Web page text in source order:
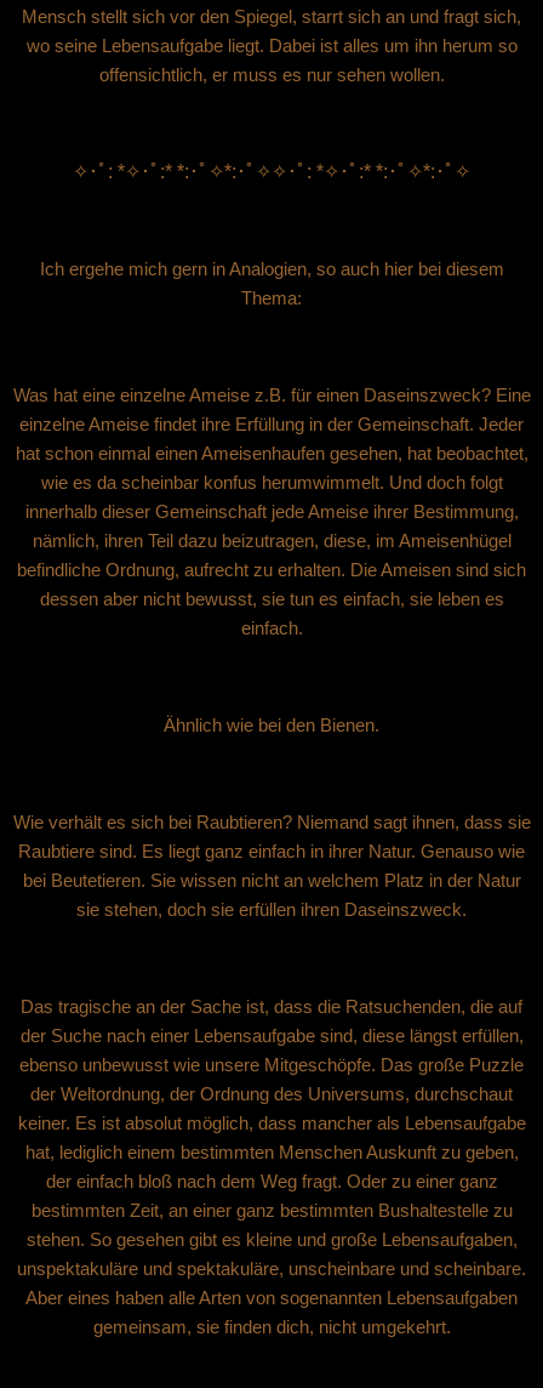
Mensch stellt sich vor den Spiegel, starrt sich an und fragt sich,
wo seine Lebensaufgabe liegt. Dabei ist alles um ihn herum so
offensichtlich, er muss es nur sehen wollen.
✧･ﾟ: *✧･ﾟ:* *:･ﾟ✧*:･ﾟ✧✧･ﾟ: *✧･ﾟ:* *:･ﾟ✧*:･ﾟ✧
Ich ergehe mich gern in Analogien, so auch hier bei diesem
Thema:
Was hat eine einzelne Ameise z.B. für einen Daseinszweck? Eine
einzelne Ameise findet ihre Erfüllung in der Gemeinschaft. Jeder
hat schon einmal einen Ameisenhaufen gesehen, hat beobachtet,
wie es da scheinbar konfus herumwimmelt. Und doch folgt
innerhalb dieser Gemeinschaft jede Ameise ihrer Bestimmung,
nämlich, ihren Teil dazu beizutragen, diese, im Ameisenhügel
befindliche Ordnung, aufrecht zu erhalten. Die Ameisen sind sich
dessen aber nicht bewusst, sie tun es einfach, sie leben es
einfach.
Ähnlich wie bei den Bienen.
Wie verhält es sich bei Raubtieren? Niemand sagt ihnen, dass sie
Raubtiere sind. Es liegt ganz einfach in ihrer Natur. Genauso wie
bei Beutetieren. Sie wissen nicht an welchem Platz in der Natur
sie stehen, doch sie erfüllen ihren Daseinszweck.
Das tragische an der Sache ist, dass die Ratsuchenden, die auf
der Suche nach einer Lebensaufgabe sind, diese längst erfüllen,
ebenso unbewusst wie unsere Mitgeschöpfe. Das große Puzzle
der Weltordnung, der Ordnung des Universums, durchschaut
keiner. Es ist absolut möglich, dass mancher als Lebensaufgabe
hat, lediglich einem bestimmten Menschen Auskunft zu geben,
der einfach bloß nach dem Weg fragt. Oder zu einer ganz
bestimmten Zeit, an einer ganz bestimmten Bushaltestelle zu
stehen. So gesehen gibt es kleine und große Lebensaufgaben,
unspektakuläre und spektakuläre, unscheinbare und scheinbare.
Aber eines haben alle Arten von sogenannten Lebensaufgaben
gemeinsam, sie finden dich, nicht umgekehrt.